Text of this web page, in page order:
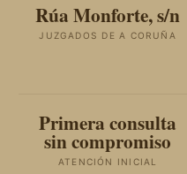
Rúa Monforte, s/n
JUZGADOS DE A CORUÑA
Primera consulta
sin compromiso
ATENCIÓN INICIAL